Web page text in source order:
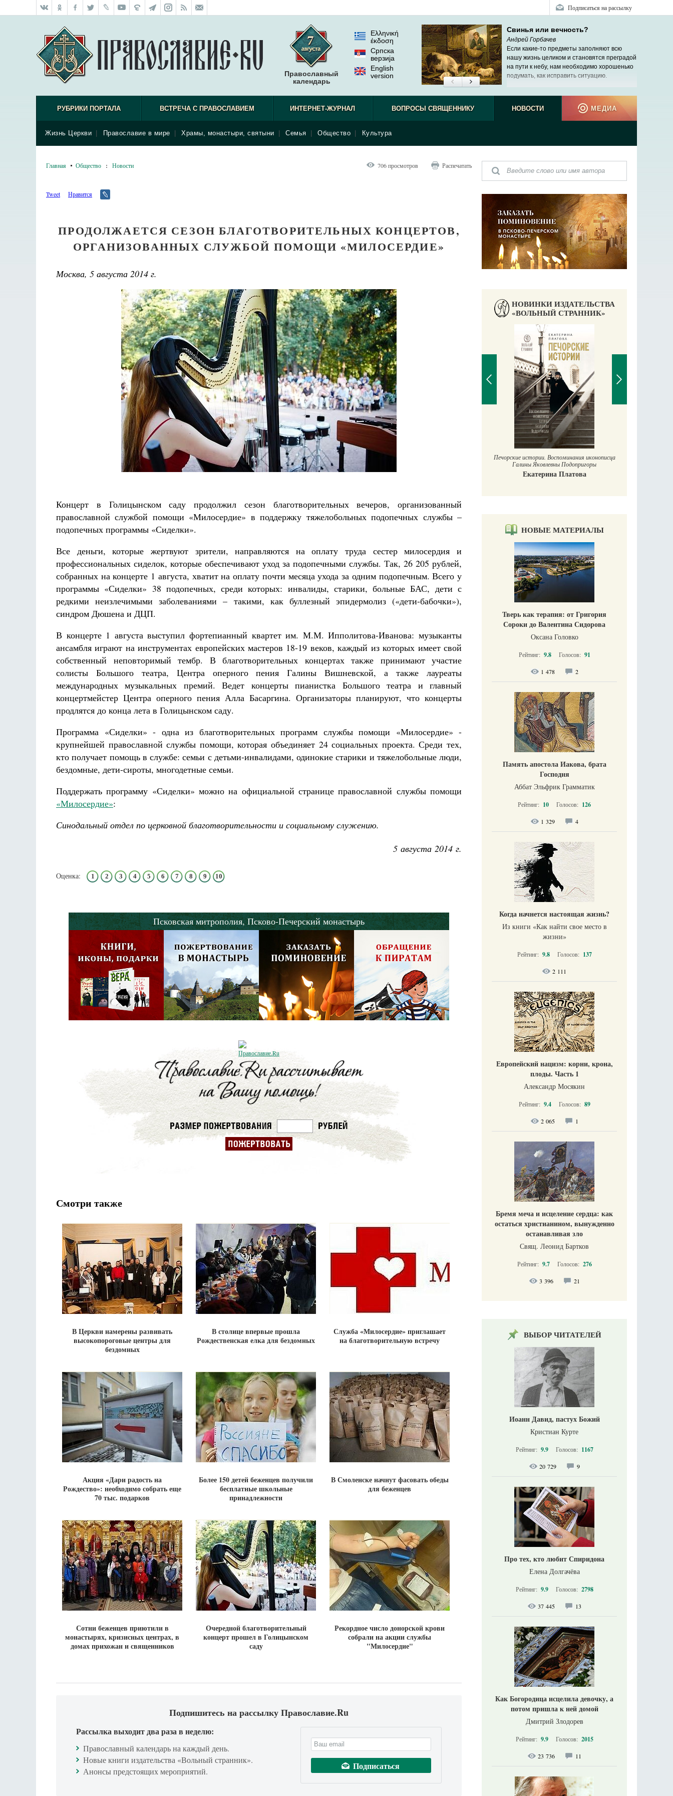
Подписаться на рассылку
Православный
календарь
Ελληνική
έκδοση
Српска
верзиjа
English
version
Свинья или вечность?
Андрей Горбачев
Если какие-то предметы заполняют всю
нашу жизнь целиком и становятся преградой
на пути к небу, нам необходимо хорошенько
подумать, как исправить ситуацию.
РУБРИКИ ПОРТАЛА ВСТРЕЧА С ПРАВОСЛАВИЕМ ИНТЕРНЕТ-ЖУРНАЛ ВОПРОСЫ СВЯЩЕННИКУ НОВОСТИ
Жизнь Церкви Православие в мире Храмы, монастыри, святыни Семья Общество Культура
МЕДИА
Главная Общество : Новости 706 просмотров Распечатать
Tweet Нравится
ПРОДОЛЖАЕТСЯ СЕЗОН БЛАГОТВОРИТЕЛЬНЫХ КОНЦЕРТОВ,
ОРГАНИЗОВАННЫХ СЛУЖБОЙ ПОМОЩИ «МИЛОСЕРДИЕ»
Москва, 5 августа 2014 г.
Концерт в Голицынском саду продолжил сезон благотворительных вечеров, организованный
православной службой помощи «Милосердие» в поддержку тяжелобольных подопечных службы –
подопечных программы «Сиделки».
Все деньги, которые жертвуют зрители, направляются на оплату труда сестер милосердия и
профессиональных сиделок, которые обеспечивают уход за подопечными службы. Так, 26 205 рублей,
собранных на концерте 1 августа, хватит на оплату почти месяца ухода за одним подопечным. Всего у
программы «Сиделки» 38 подопечных, среди которых: инвалиды, старики, больные БАС, дети с
редкими неизлечимыми заболеваниями – такими, как буллезный эпидермолиз («дети-бабочки»),
синдром Дюшена и ДЦП.
В концерте 1 августа выступил фортепианный квартет им. М.М. Ипполитова-Иванова: музыканты
ансамбля играют на инструментах европейских мастеров 18-19 веков, каждый из которых имеет свой
собственный неповторимый тембр. В благотворительных концертах также принимают участие
солисты Большого театра, Центра оперного пения Галины Вишневской, а также лауреаты
международных музыкальных премий. Ведет концерты пианистка Большого театра и главный
концертмейстер Центра оперного пения Алла Басаргина. Организаторы планируют, что концерты
продлятся до конца лета в Голицынском саду.
Программа «Сиделки» - одна из благотворительных программ службы помощи «Милосердие» -
крупнейшей православной службы помощи, которая объединяет 24 социальных проекта. Среди тех,
кто получает помощь в службе: семьи с детьми-инвалидами, одинокие старики и тяжелобольные люди,
бездомные, дети-сироты, многодетные семьи.
Поддержать программу «Сиделки» можно на официальной странице православной службы помощи
«Милосердие»:
Синодальный отдел по церковной благотворительности и социальному служению.
5 августа 2014 г.
Оценка: 1 2 3 4 5 6 7 8 9 10
Псковская митрополия, Псково-Печерский монастырь
Смотри также
В Церкви намерены развивать
высокопороговые центры для
бездомных
В столице впервые прошла
Рождественская елка для бездомных
Служба «Милосердие» приглашает
на благотворительную встречу
Акция «Дари радость на
Рождество»: необходимо собрать еще
70 тыс. подарков
Более 150 детей беженцев получили
бесплатные школьные
принадлежности
В Смоленске начнут фасовать обеды
для беженцев
Сотни беженцев приютили в
монастырях, кризисных центрах, в
домах прихожан и священников
Очередной благотворительный
концерт прошел в Голицынском
саду
Рекордное число донорской крови
собрали на акции службы
"Милосердие"
Подпишитесь на рассылку Православие.Ru
Рассылка выходит два раза в неделю:
Православный календарь на каждый день.
Новые книги издательства «Вольный странник».
Анонсы предстоящих мероприятий.
НОВИНКИ ИЗДАТЕЛЬСТВА
«ВОЛЬНЫЙ СТРАННИК»
Великомученик Георгий Победоносец. Научись у
святого
Роман Котов Чего ждет от нас Бог. 10 заповедей Божиих
Святитель Николай Сербский
Православный мальчик
Екатерина Баканова
Печорские истории. Воспоминания иконописца
Галины Яковлевны Подопригоры
Екатерина Платова
НОВЫЕ МАТЕРИАЛЫ
Тверь как терапия: от Григория
Сороки до Валентина Сидорова
Оксана Головко
Рейтинг: 9.8 Голосов: 91
1 478 2
Память апостола Иакова, брата
Господня
Аббат Эльфрик Грамматик
Рейтинг: 10 Голосов: 126
1 329 4
Когда начнется настоящая жизнь?
Из книги «Как найти свое место в
жизни​»
Рейтинг: 9.8 Голосов: 137
2 111
Европейский нацизм: корни, крона,
плоды. Часть 1
Александр Мосякин
Рейтинг: 9.4 Голосов: 89
2 065 1
Бремя меча и исцеление сердца: как
остаться христианином, вынужденно
останавливая зло
Свящ. Леонид Бартков
Рейтинг: 9.7 Голосов: 276
3 396 21
ВЫБОР ЧИТАТЕЛЕЙ
Иоанн Давид, пастух Божий
Кристиан Курте
Рейтинг: 9.9 Голосов: 1167
20 729 9
Про тех, кто любит Спиридона
Елена Долгачёва
Рейтинг: 9.9 Голосов: 2798
37 445 13
Как Богородица исцелила девочку, а
потом пришла к ней домой
Дмитрий Злодорев
Рейтинг: 9.9 Голосов: 2015
23 736 11